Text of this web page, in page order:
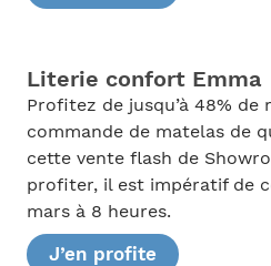
Literie confort Emma
Profitez de jusqu’à 48% de
commande de matelas de
cette vente flash de
profiter, il est impératif de
mars à 8 heures.
J’en profite